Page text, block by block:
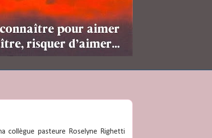
collègue pasteure Roselyne Righetti